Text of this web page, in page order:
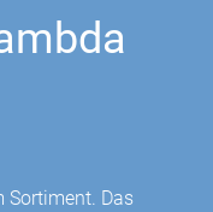
Sortiment. Das